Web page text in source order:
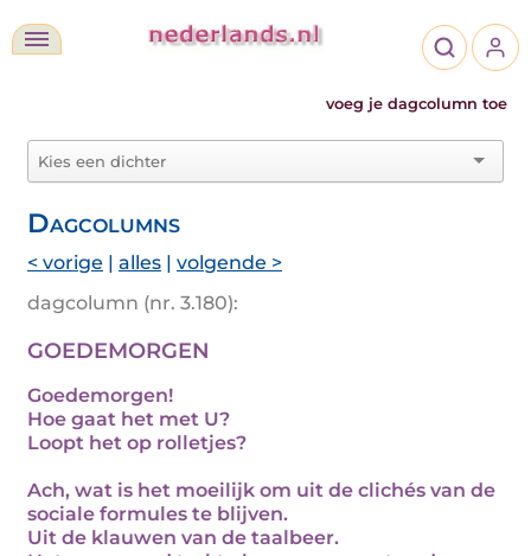
voeg je dagcolumn toe
Dagcolumns
< vorige | alles | volgende >
dagcolumn (nr. 3.180):
GOEDEMORGEN
Goedemorgen!
Hoe gaat het met U?
Loopt het op rolletjes?
Ach, wat is het moeilijk om uit de clichés van de
sociale formules te blijven.
Uit de klauwen van de taalbeer.